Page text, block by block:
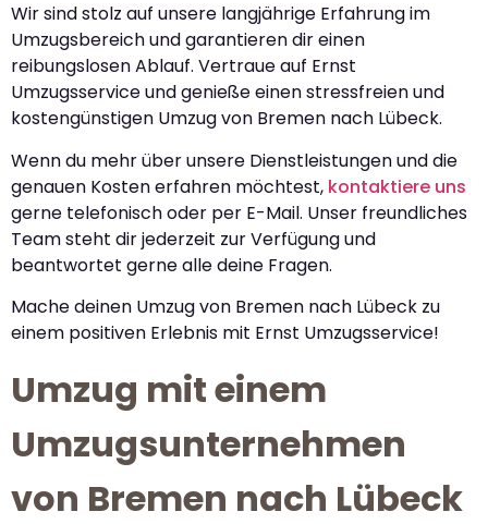
Wir sind stolz auf unsere langjährige Erfahrung im
Umzugsbereich und garantieren dir einen
reibungslosen Ablauf. Vertraue auf Ernst
Umzugsservice und genieße einen stressfreien und
kostengünstigen Umzug von Bremen nach Lübeck.
Wenn du mehr über unsere Dienstleistungen und die
genauen Kosten erfahren möchtest, kontaktiere uns
gerne telefonisch oder per E-Mail. Unser freundliches
Team steht dir jederzeit zur Verfügung und
beantwortet gerne alle deine Fragen.
Mache deinen Umzug von Bremen nach Lübeck zu
einem positiven Erlebnis mit Ernst Umzugsservice!
Umzug mit einem
Umzugsunternehmen
von Bremen nach Lübeck